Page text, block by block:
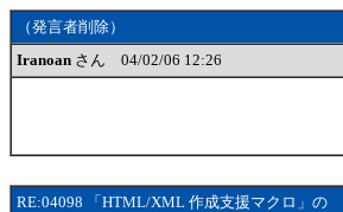
（発言者削除）
Iranoan さん 04/02/06 12:26
RE:04098 「HTML/XML 作成支援マクロ」の